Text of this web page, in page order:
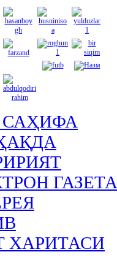
ГАЗЕТА
ХАРИТАСИ